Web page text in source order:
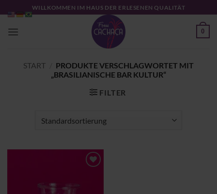
Inhalt
springen
WILLKOMMEN IM HAUS DER ERLESENEN QUALITÄT
0
START
PRODUKTE VERSCHLAGWORTET MIT
„BRASILIANISCHE BAR KULTUR“
FILTER